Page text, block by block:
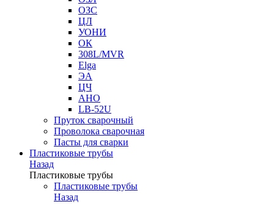
ОЗС
ЦЛ
УОНИ
ОК
308L/MVR
Elga
ЭА
ЦЧ
АНО
LB-52U
Пруток сварочный
Проволока сварочная
Пасты для сварки
Пластиковые трубы
Назад
Пластиковые трубы
Пластиковые трубы
Назад